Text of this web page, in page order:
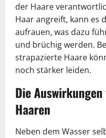
der Haare
Haar angreift, kann es
aufrauen, was dazu
und brüchig werden.
strapazierte Haare
noch stärker leiden.
Die
Haaren
Neben dem Wasser